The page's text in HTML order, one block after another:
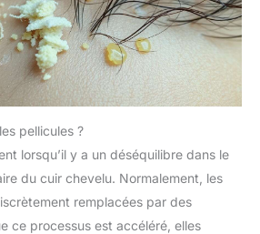
pellicules ?
lorsqu’il y a un déséquilibre dans le
du cuir chevelu. Normalement, les
remplacées par des
ce processus est accéléré, elles